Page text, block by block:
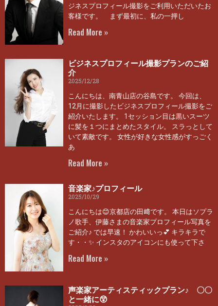
ジネスプロフィール撮影をご利用いただいたお
客様です。 まず最初に、私の一押し
Read More »
ビジネスプロフィール撮影プランのご紹
介
2025/12/28
こんにちは、南青山店の谷島です。 今回は、
12月に撮影したビジネスプロフィール撮影をご
紹介いたします。 1セッション目は黒いスーツ
に髪を１つにまとめたスタイル。 スラっとして
いて素敵です。 女性が好きな女性感がすっごく
あ
Read More »
音楽家♪プロフィール
2025/10/29
こんにちは😊京都店の田﨑です。 本日はソプラ
ノ歌手、伊藤さまの音楽家プロフィール写真を
ご紹介♪ では早速！ かわいいっ💕 キラキラで
す・・✨ インスタのアイコンにも使って下さ
Read More »
声楽家アーティスティックプラン♪ 〇〇
と一緒に😲